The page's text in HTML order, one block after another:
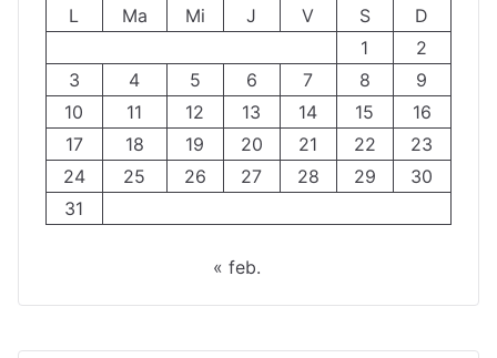
L Ma Mi J V S
D
1
2
3
4 5 6 7 8
9
10
11 12 13 14 15
16
17
18 19 20 21 22
23
24
25 26 27 28 29
30
31
« feb.